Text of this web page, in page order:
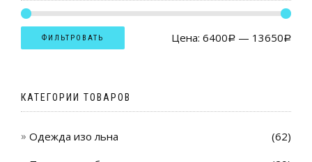
ФИЛЬТРОВАТЬ Цена: 6400Р — 13650Р
КАТЕГОРИИ ТОВАРОВ
Одежда изо льна (62)